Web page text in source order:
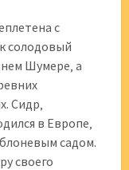
с
солодовый
Шумере‚ а
Сидр‚
в Европе‚
садом.
своего